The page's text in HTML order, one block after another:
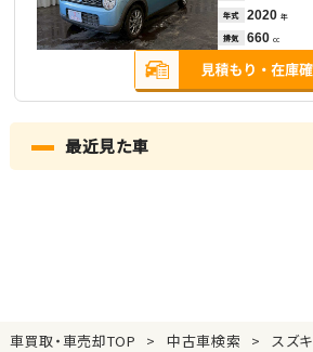
年式 2020 年
排気 660 cc
最近見た車
車買取・車売却TOP 中古車検索 スズキ